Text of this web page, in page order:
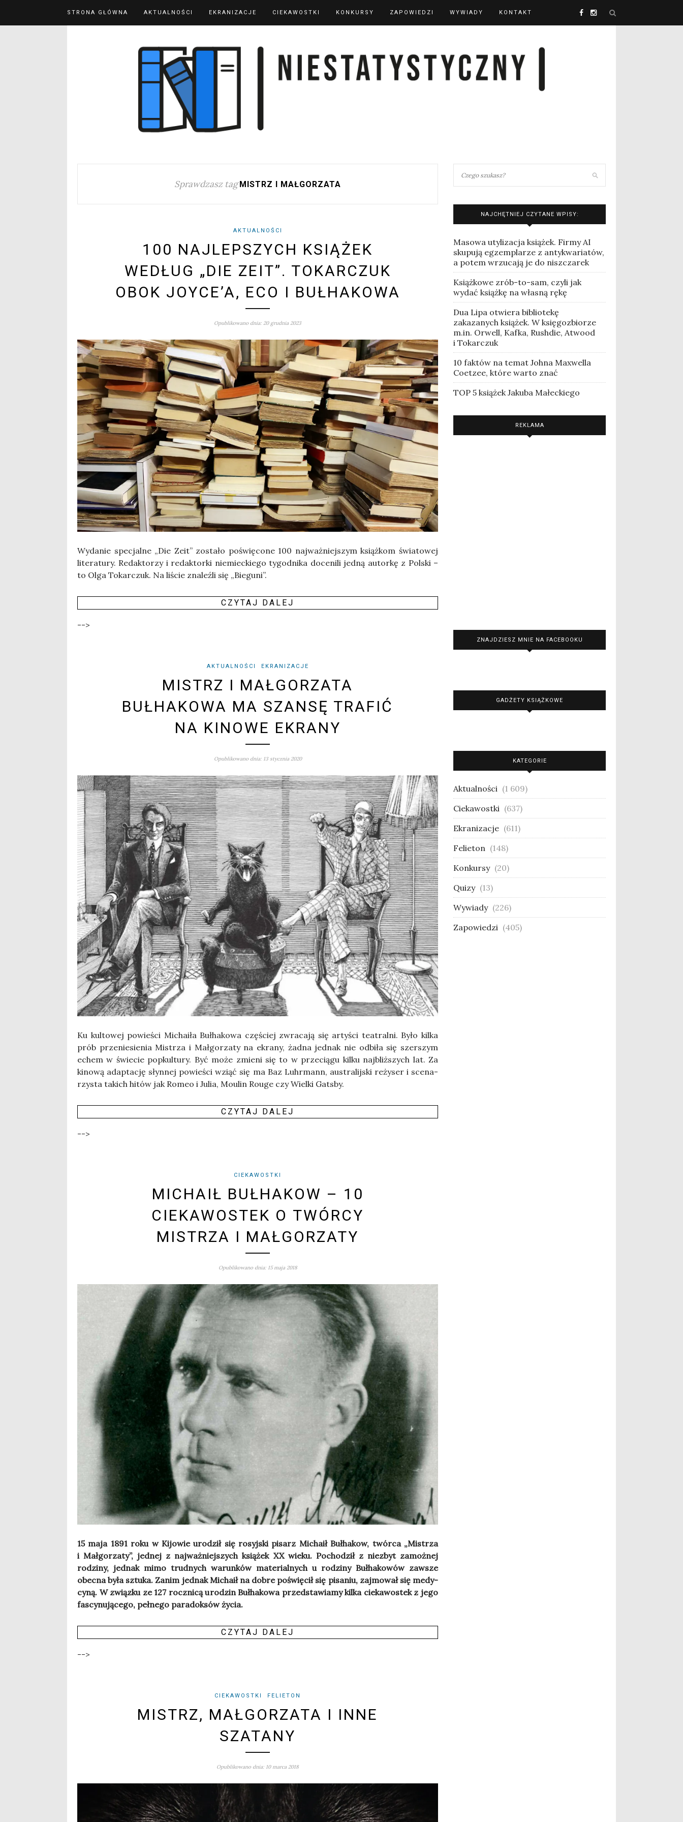
STRONA GŁÓWNA AKTUALNOŚCI EKRANIZACJE CIEKAWOSTKI KONKURSY ZAPOWIEDZI WYWIADY KONTAKT
Sprawdzasz tag MISTRZ I MAŁGORZATA
AKTUALNOŚCI
100 NAJLEPSZYCH KSIĄŻEK
WEDŁUG „DIE ZEIT”. TOKARCZUK
OBOK JOYCE’A, ECO I BUŁHAKOWA
Opublikowano dnia: 20 grudnia 2023
Wyda­nie spe­cjal­ne „Die Zeit” zosta­ło poświę­co­ne 100 naj­waż­niej­szym książ­kom świa­to­wej
lite­ra­tu­ry. Redak­to­rzy i redak­tor­ki nie­miec­kie­go tygo­dni­ka doce­ni­li jed­ną autor­kę z Pol­ski –
to Olga Tokar­czuk. Na liście zna­leź­li się „Bie­gu­ni”.
CZY­TAJ DALEJ
-->
AKTUALNOŚCI EKRANIZACJE
MISTRZ I MAŁGORZATA
BUŁHAKOWA MA SZANSĘ TRAFIĆ
NA KINOWE EKRANY
Opublikowano dnia: 13 stycznia 2020
Ku kul­to­wej powie­ści Micha­iła Buł­ha­ko­wa czę­ściej zwra­ca­ją się arty­ści teatral­ni. Było kil­ka
prób prze­nie­sie­nia Mistrza i Mał­go­rza­ty na ekra­ny, żad­na jed­nak nie odbi­ła się szer­szym
echem w świe­cie popkul­tu­ry. Być może zmie­ni się to w prze­cią­gu kil­ku naj­bliż­szych lat. Za
kino­wą adap­ta­cję słyn­nej powie­ści wziąć się ma Baz Luhr­mann, austra­lij­ski reży­ser i sce­na­
rzy­sta takich hitów jak Romeo i Julia, Moulin Rouge czy Wiel­ki Gats­by.
CZY­TAJ DALEJ
-->
CIEKAWOSTKI
MICHAIŁ BUŁHAKOW – 10
CIEKAWOSTEK O TWÓRCY
MISTRZA I MAŁGORZATY
Opublikowano dnia: 15 maja 2018
15 maja 1891 roku w Kijo­wie uro­dził się rosyj­ski pisarz Micha­ił Buł­ha­kow, twór­ca „Mistrza
i Mał­go­rza­ty”, jed­nej z naj­waż­niej­szych ksią­żek XX wie­ku. Pocho­dził z nie­zbyt zamoż­nej
rodzi­ny, jed­nak mimo trud­nych warun­ków mate­rial­nych u rodzi­ny Buł­ha­ko­wów zawsze
obec­na była sztu­ka. Zanim jed­nak Micha­ił na dobre poświę­cił się pisa­niu, zaj­mo­wał się medy­
cy­ną. W związ­ku ze 127 rocz­ni­cą uro­dzin Buł­ha­ko­wa przed­sta­wia­my kil­ka cie­ka­wo­stek z jego
fascy­nu­ją­ce­go, peł­ne­go para­dok­sów życia.
CZY­TAJ DALEJ
-->
CIEKAWOSTKI FELIETON
MISTRZ, MAŁGORZATA I INNE
SZATANY
Opublikowano dnia: 10 marca 2018
NAJCHĘTNIEJ CZYTANE WPISY:
Masowa utylizacja książek. Firmy AI
skupują egzemplarze z antykwariatów,
a potem wrzucają je do niszczarek
Książkowe zrób-to-sam, czyli jak
wydać książkę na własną rękę
Dua Lipa otwiera bibliotekę
zakazanych książek. W księgozbiorze
m.in. Orwell, Kafka, Rushdie, Atwood
i Tokarczuk
10 faktów na temat Johna Maxwella
Coetzee, które warto znać
TOP 5 książek Jakuba Małeckiego
REKLAMA
ZNAJDZIESZ MNIE NA FACEBOOKU
GADŻETY KSIĄŻKOWE
KATEGORIE
Aktualności (1 609)
Ciekawostki (637)
Ekranizacje (611)
Felieton (148)
Konkursy (20)
Quizy (13)
Wywiady (226)
Zapowiedzi (405)